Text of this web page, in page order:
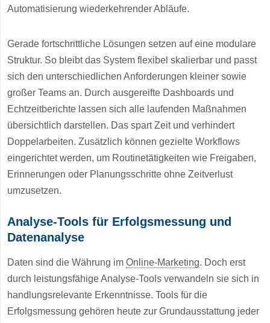
Automatisierung wiederkehrender Abläufe.
Gerade fortschrittliche Lösungen setzen auf eine modulare
Struktur. So bleibt das System flexibel skalierbar und passt
sich den unterschiedlichen Anforderungen kleiner sowie
großer Teams an. Durch ausgereifte Dashboards und
Echtzeitberichte lassen sich alle laufenden Maßnahmen
übersichtlich darstellen. Das spart Zeit und verhindert
Doppelarbeiten. Zusätzlich können gezielte Workflows
eingerichtet werden, um Routinetätigkeiten wie Freigaben,
Erinnerungen oder Planungsschritte ohne Zeitverlust
umzusetzen.
Analyse-Tools für Erfolgsmessung und
Datenanalyse
Daten sind die Währung im Online-Marketing. Doch erst
durch leistungsfähige Analyse-Tools verwandeln sie sich in
handlungsrelevante Erkenntnisse. Tools für die
Erfolgsmessung gehören heute zur Grundausstattung jeder